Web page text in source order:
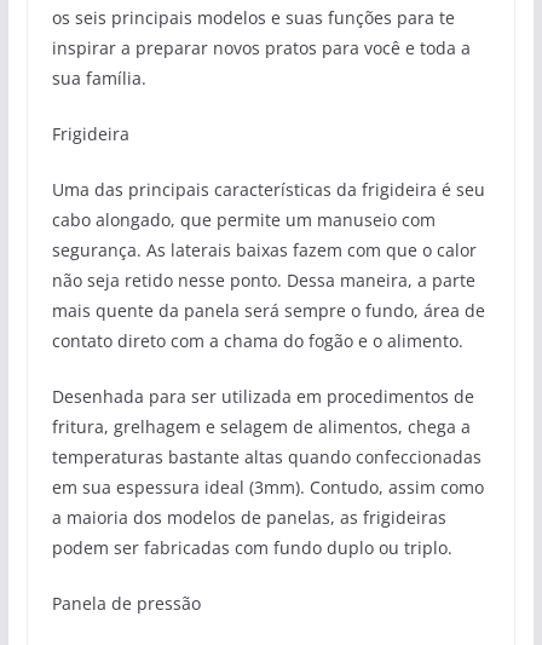
os seis principais modelos e suas funções para te
inspirar a preparar novos pratos para você e toda a
sua família.
Frigideira
Uma das principais características da frigideira é seu
cabo alongado, que permite um manuseio com
segurança. As laterais baixas fazem com que o calor
não seja retido nesse ponto. Dessa maneira, a parte
mais quente da panela será sempre o fundo, área de
contato direto com a chama do fogão e o alimento.
Desenhada para ser utilizada em procedimentos de
fritura, grelhagem e selagem de alimentos, chega a
temperaturas bastante altas quando confeccionadas
em sua espessura ideal (3mm). Contudo, assim como
a maioria dos modelos de panelas, as frigideiras
podem ser fabricadas com fundo duplo ou triplo.
Panela de pressão